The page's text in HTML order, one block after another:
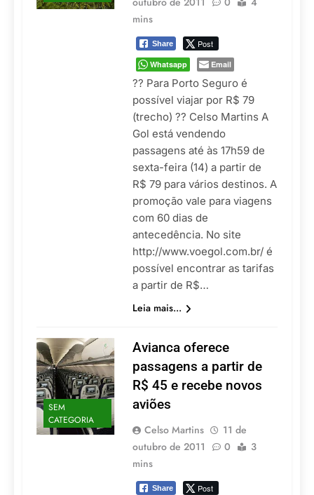
mins
Share Post
Whatsapp Email
?? Para Porto Seguro é
possível viajar por R$ 79
(trecho) ?? Celso Martins A
Gol está vendendo
passagens até às 17h59 de
sexta-feira (14) a partir de
R$ 79 para vários destinos. A
promoção vale para viagens
com 60 dias de
antecedência. No site
http://www.voegol.com.br/ é
possível encontrar as tarifas
a partir de R$…
Leia mais...
SEM
CATEGORIA
Avianca oferece
passagens a partir de
R$ 45 e recebe novos
aviões
Celso Martins
11 de
outubro de 2011
0
3
mins
Share Post